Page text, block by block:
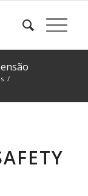
/